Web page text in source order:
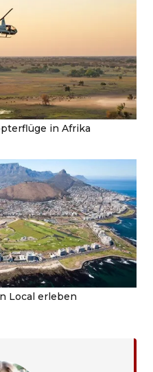
in Afrika
Local erleben